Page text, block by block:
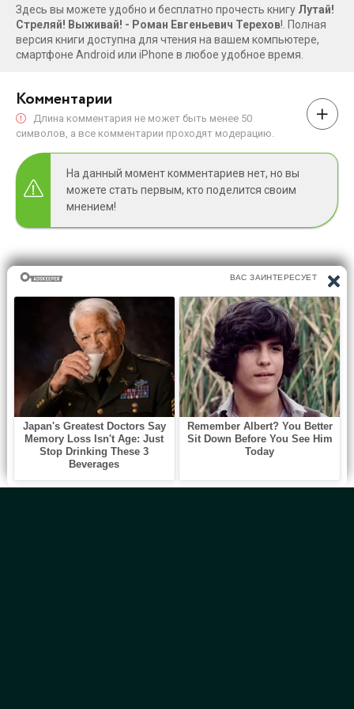
Здесь вы можете удобно и бесплатно прочесть книгу Лутай!
Стреляй! Выживай! - Роман Евгеньевич Терехов!. Полная
версия книги доступна для чтения на вашем компьютере,
смартфоне Android или iPhone в любое удобное время.
Комментарии
Длина комментария не может быть менее 50
символов, а все комментарии проходят модерацию.
На данный момент комментариев нет, но вы
можете стать первым, кто поделится своим
мнением!